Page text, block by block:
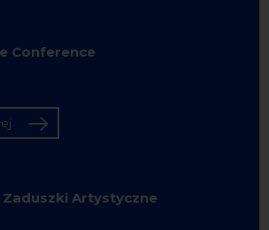
Conference
Artystyczne